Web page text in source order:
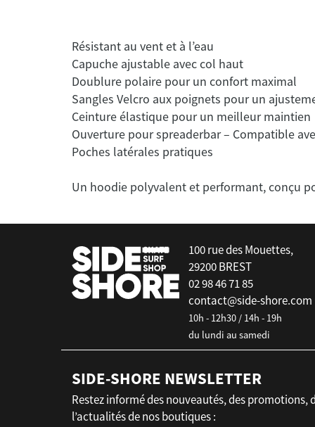
Résistant au vent et à l’eau
Capuche ajustable avec col haut
Doublure polaire pour un confort maximal
Sangles Velcro aux poignets pour un
Ceinture élastique pour un meilleur maintien
Ouverture pour spreaderbar – Compatible
Poches latérales pratiques
100 rue des Mouettes,
29200 BREST
02 98 46 71 85
contact@side-shore.com
10h - 12h30 / 14h - 19h
du lundi au samedi
SIDE-SHORE NEWSLETTER
Restez informé des nouveautés, des promotions,
l’actualités de nos boutiques :